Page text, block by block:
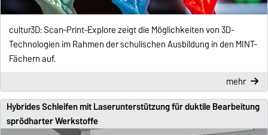
cultur3D: Scan–Print–Explore zeigt die Möglichkeiten von 3D-
Technologien im Rahmen der schulischen Ausbildung in den MINT-
Fächern auf.
mehr
Hybrides Schleifen mit Laserunterstützung für duktile Bearbeitung
sprödharter Werkstoffe